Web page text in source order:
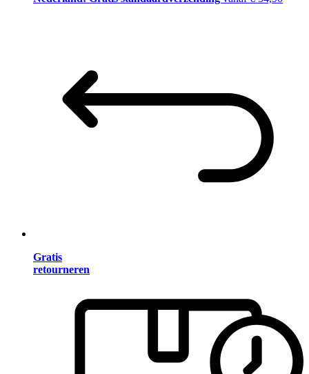
Gratis
retourneren